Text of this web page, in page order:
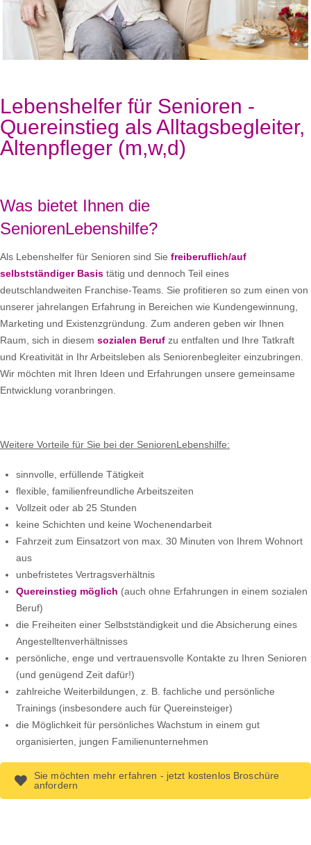
Lebenshelfer für Senioren -
Quereinstieg als Alltagsbegleiter,
Altenpfleger (m,w,d)
Was bietet Ihnen die
SeniorenLebenshilfe?
Als Lebenshelfer für Senioren sind Sie freiberuflich/auf
selbstständiger Basis tätig und dennoch Teil eines
deutschlandweiten Franchise-Teams. Sie profitieren so zum einen von
unserer jahrelangen Erfahrung in Bereichen wie Kundengewinnung,
Marketing und Existenzgründung. Zum anderen geben wir Ihnen
Raum, sich in diesem sozialen Beruf zu entfalten und Ihre Tatkraft
und Kreativität in Ihr Arbeitsleben als Seniorenbegleiter einzubringen.
Wir möchten mit Ihren Ideen und Erfahrungen unsere gemeinsame
Entwicklung voranbringen.
Weitere Vorteile für Sie bei der SeniorenLebenshilfe:
sinnvolle, erfüllende Tätigkeit
flexible, familienfreundliche Arbeitszeiten
Vollzeit oder ab 25 Stunden
keine Schichten und keine Wochenendarbeit
Fahrzeit zum Einsatzort von max. 30 Minuten von Ihrem Wohnort
aus
unbefristetes Vertragsverhältnis
Quereinstieg möglich (auch ohne Erfahrungen in einem sozialen
Beruf)
die Freiheiten einer Selbstständigkeit und die Absicherung eines
Angestelltenverhältnisses
persönliche, enge und vertrauensvolle Kontakte zu Ihren Senioren
(und genügend Zeit dafür!)
zahlreiche Weiterbildungen, z. B. fachliche und persönliche
Trainings (insbesondere auch für Quereinsteiger)
die Möglichkeit für persönliches Wachstum in einem gut
organisierten, jungen Familienunternehmen
Sie möchten mehr erfahren - jetzt kostenlos Broschüre
anfordern